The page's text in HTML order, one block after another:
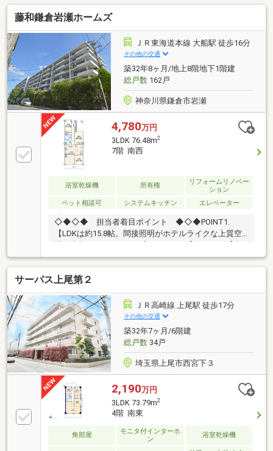
■見学予約に関しましては【0120-885-236】までお待
ちしております。―物件のおすすめポイント―2024年5
月室内リフォーム済み・リフォーム内容・・フローリ
ング・クロス全室新規張替・システムキッチン新規交
換・ユニットバス新規交換・洗面化粧台新規交換・ト
イレ新規交換
藤和鎌倉岩瀬ホームズ
ＪＲ東海道本線 大船駅 徒歩16分
その他の交通
築32年8ヶ月/地上8階地下1階建
総戸数162戸
神奈川県鎌倉市岩瀬
4,780万円
3LDK 76.48m2
7階 南西
浴室乾燥機 所有権
リフォームリノベー
ション
ペット相談可
システムキッチン エレベーター
◇◆◇◆ 担当者着目ポイント ◆◇◆POINT1.
【LDKは約15.8帖。間接照明がホテルライクな上質空
室収納完備。リビングやダイニング・ホール収納を備
え、すっきりとした居住スペースに♪】POINT3.【2026
年9月リフォーム完了予定！食洗機や浴室TVモニタ
ー・乾燥機など永住の邸に相応しい設備・仕様】
POINT4.【大船駅周辺には商店街があり商業施設・飲
食店が充実！ご帰宅前のお買い物にも重宝します】
◇◆◇◆◇◆◇◆◇◆◇◆◇◆◇～東急リバブル大
船センターまでお問い合わせ下さい～『スーモを見
て』とお伝えいただくとスムーズです
サーパス上尾第２
ＪＲ高崎線 上尾駅 徒歩17分
その他の交通
築32年7ヶ月/6階建
総戸数34戸
埼玉県上尾市西宮下３
2,190万円
3LDK 73.79m2
4階 南東
角部屋
モニタ付インターホ
ン
浴室乾燥機